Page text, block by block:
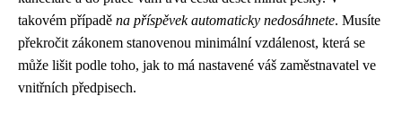
takovém případě na příspěvek automaticky nedosáhnete. Musíte
překročit zákonem stanovenou minimální vzdálenost, která se
může lišit podle toho, jak to má nastavené váš zaměstnavatel ve
vnitřních předpisech.